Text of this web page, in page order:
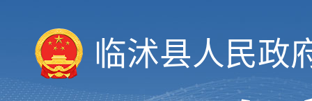
临沭县人民政